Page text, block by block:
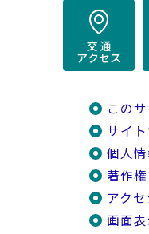
この
サイ
個人
著作
アク
画面